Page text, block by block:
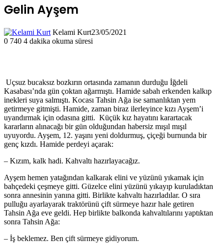
Gelin Ayşem
Kelami Kurt23/05/2021
0 740 4 dakika okuma süresi
Uçsuz bucaksız bozkırın ortasında zamanın durduğu İğdeli
Kasabası’nda gün çoktan ağarmıştı. Hamide sabah erkenden kalkıp
inekleri suya salmıştı. Kocası Tahsin Ağa ise samanlıktan yem
getirmeye gitmişti. Hamide, zaman biraz ilerleyince kızı Ayşem’i
uyandırmak için odasına gitti. Küçük kız hayatını karartacak
kararların alınacağı bir gün olduğundan habersiz mışıl mışıl
uyuyordu. Ayşem, 12. yaşını yeni doldurmuş, çiçeği burnunda bir
genç kızdı. Hamide perdeyi açarak:
– Kızım, kalk hadi. Kahvaltı hazırlayacağız.
Ayşem hemen yatağından kalkarak elini ve yüzünü yıkamak için
bahçedeki çeşmeye gitti. Güzelce elini yüzünü yıkayıp kuruladıktan
sonra annesinin yanına gitti. Birlikte kahvaltı hazırladılar. O sıra
pulluğu ayarlayarak traktörünü çift sürmeye hazır hale getiren
Tahsin Ağa eve geldi. Hep birlikte balkonda kahvaltılarını yaptıktan
sonra Tahsin Ağa:
– İş beklemez. Ben çift sürmeye gidiyorum.